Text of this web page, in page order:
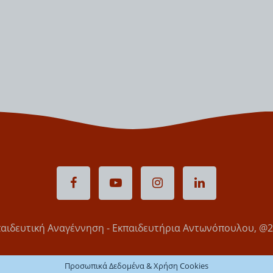
Αναγέννηση - Εκπαιδευτήρια Αντωνόπουλου,
Προσωπικά Δεδομένα & Χρήση Cookies